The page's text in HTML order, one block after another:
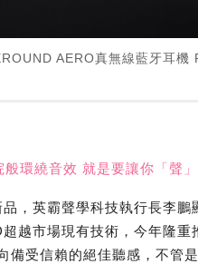
AERO真無線藍牙耳機
環繞音效 就是要讓你「聲」
，英霸聲學科技執行長李鵬
越市場現有技術，今年隆
備受信賴的絕佳聽感，不管